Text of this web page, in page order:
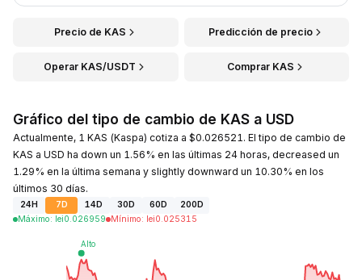
Precio de KAS Predicción de precio
Operar KAS/USDT Comprar KAS
Gráfico del tipo de cambio de KAS a USD
Actualmente, 1 KAS (Kaspa) cotiza a $0.026521. El tipo de cambio de
KAS a USD ha down un 1.56% en las últimas 24 horas, decreased un
1.29% en la última semana y slightly downward un 10.30% en los
últimos 30 días.
24H 7D 14D 30D 60D
200D
Máximo: lei0.026959 Mínimo: lei0.025315